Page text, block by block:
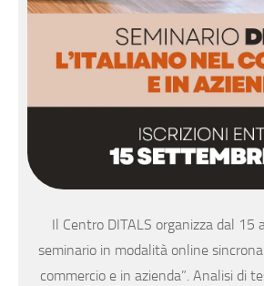
Il Centro DITALS organizza dal
seminario in modalità online
commercio e in azienda”. Analisi di